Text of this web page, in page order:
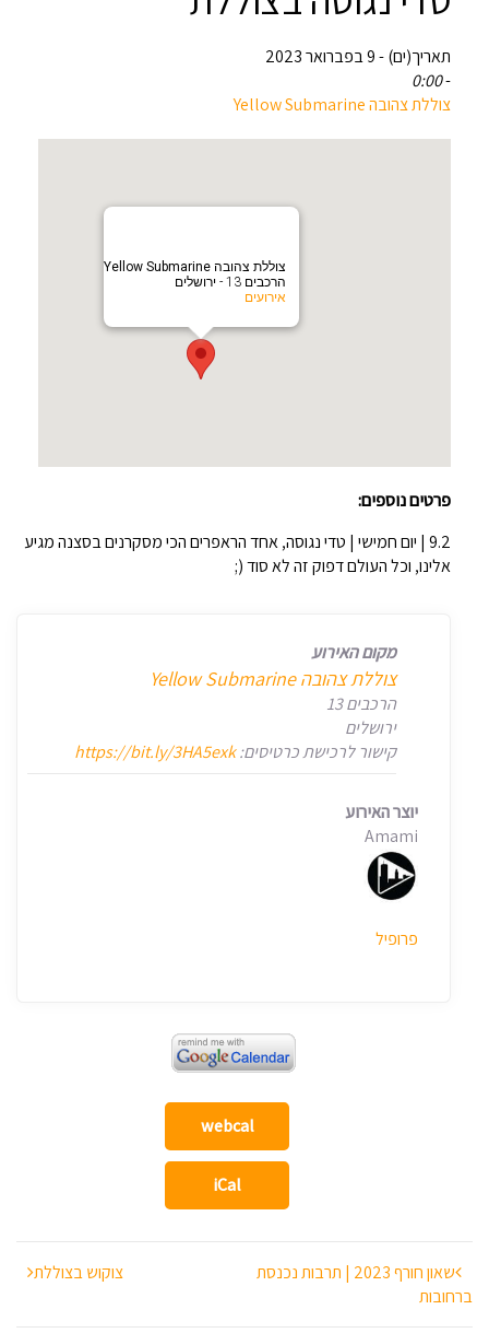
תאריך(ים) - 9 בפברואר 2023
-
0:00
צוללת צהובה Yellow Submarine
צוללת צהובה Yellow Submarine
הרכבים 13 - ירושלים
אירועים
פרטים נוספים:
9.2 | יום חמישי | טדי נגוסה, אחד הראפרים הכי מסקרנים בסצנה מגיע
אלינו, וכל העולם דפוק זה לא סוד (;
מקום האירוע
צוללת צהובה Yellow Submarine
הרכבים 13
ירושלים
קישור לרכישת כרטיסים:https://bit.ly/3HA5exk
יוצר האירוע
Amami
פרופיל
webcal
iCal
ניווט
שאון חורף 2023 | תרבות נכנסת
ברחובות
צוקוש בצוללת